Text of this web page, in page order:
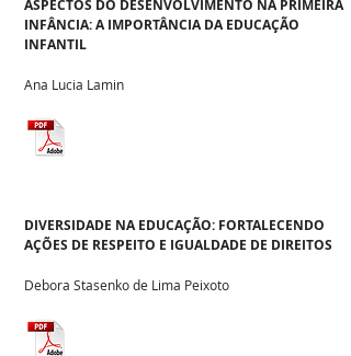
Ana Lucia Lamin
ASPECTOS DO DESENVOLVIMENTO NA PRIMEIRA
INFÂNCIA: A IMPORTÂNCIA DA EDUCAÇÃO
INFANTIL
Debora Stasenko de Lima Peixoto
DIVERSIDADE NA EDUCAÇÃO: FORTALECENDO
AÇÕES DE RESPEITO E IGUALDADE DE DIREITOS